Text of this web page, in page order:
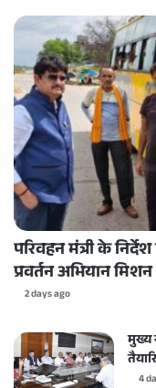
परिवहन मंत्री के
प्रवर्तन अभियान
2 days ago
मुख्य
4